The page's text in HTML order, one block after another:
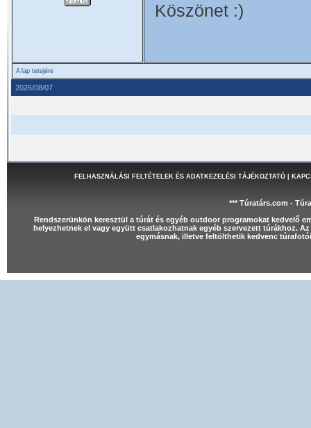
Köszönet :)
A lap tetejére
2026/08/07
FELHASZNÁLÁSI FELTÉTELEK ÉS ADATKEZELÉSI TÁJÉKOZTATÓ|
*** Túratárs.com -
Rendszerünkön keresztül a túrát és egyéb outdoor programokat kedvelő
helyezhetnek el vagy együtt csatlakozhatnak egyéb szervezett túrákhoz.
egymásnak, illetve feltölthetik kedvenc